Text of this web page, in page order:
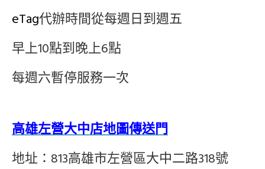
eTag代辦時間從每週日到週五
早上10點到晚上6點
每週六暫停服務一次
高雄左營大中店地圖傳送門
地址：813高雄市左營區大中二路318號